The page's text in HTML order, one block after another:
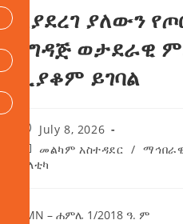
እያደረገ ያለውን
የግዳጅ ወታደራዊ
ሊያቆም ይገባል
July 8, 2026
መልካም አስተዳደር /
ፖለቲካ
AMN – ሐምሌ 1/2018 ዓ. ም